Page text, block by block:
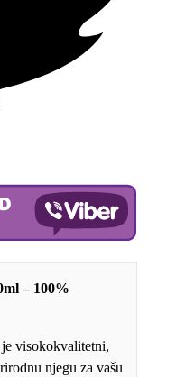
– 100%
visokokvalitetni,
njegu za vašu